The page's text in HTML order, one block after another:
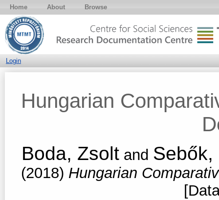
Home About Browse
Login
Hungarian
Boda, Zsolt and Sebők,
(2018) Hungarian